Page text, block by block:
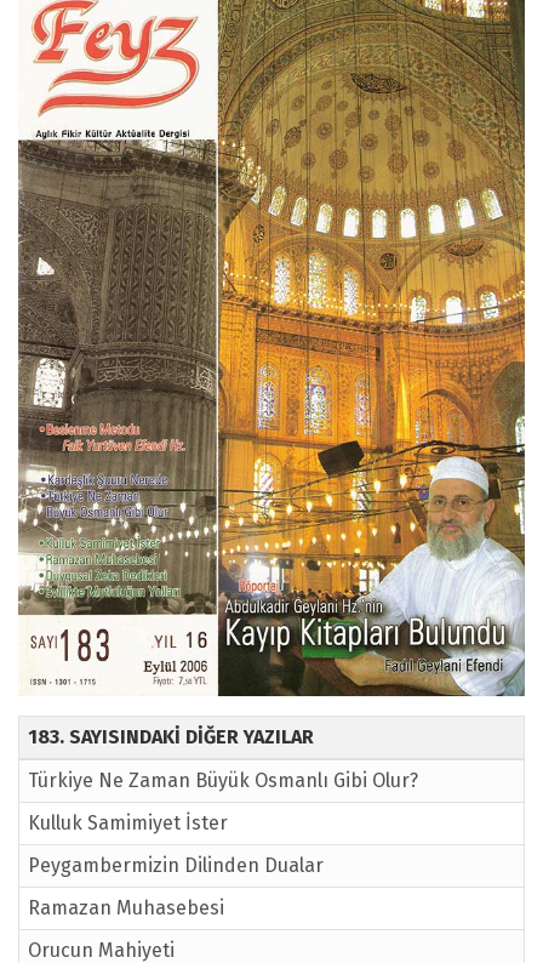
183. SAYISINDAKİ DİĞER YAZILAR
Türkiye Ne Zaman Büyük Osmanlı Gibi Olur?
Kulluk Samimiyet İster
Peygambermizin Dilinden Dualar
Ramazan Muhasebesi
Orucun Mahiyeti